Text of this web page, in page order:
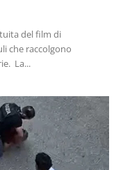
del film di
che raccolgono
credenziali personali e informazioni bancarie. La...